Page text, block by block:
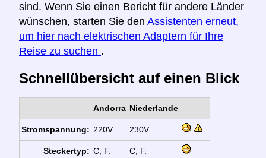
sind. Wenn Sie einen Bericht für andere Länder
wünschen, starten Sie den Assistenten erneut,
um hier nach elektrischen Adaptern für Ihre
Reise zu suchen .
Schnellübersicht auf einen Blick
Andorra Niederlande
Stromspannung: 220V. 230V.
Steckertyp: C, F. C, F.